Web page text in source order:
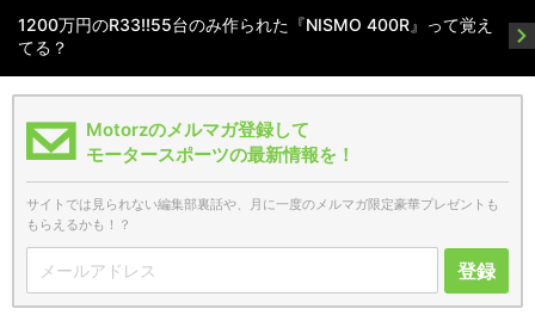
1200万円のR33!!55台のみ作られた『NISMO 400R』って覚え
てる？
Motorzのメルマガ登録して
モータースポーツの最新情報を！
サイトでは見られない編集部裏話や、月に一度のメルマガ限定豪華プレゼントも
もらえるかも！？
登録